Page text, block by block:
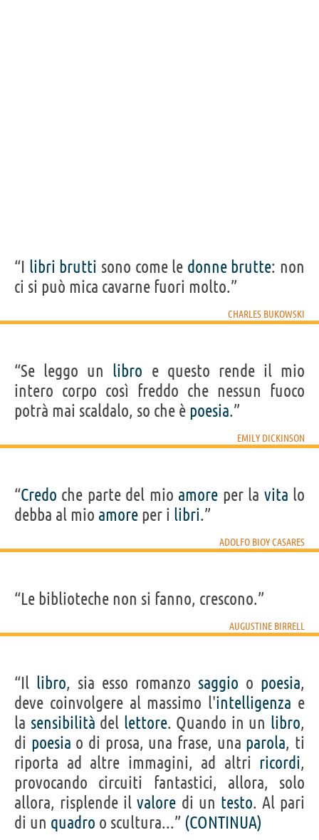
“I libri brutti sono come le donne brutte: non
ci si può mica cavarne fuori molto.”
CHARLES BUKOWSKI
“Se leggo un libro e questo rende il mio
intero corpo così freddo che nessun fuoco
potrà mai scaldalo, so che è poesia.”
EMILY DICKINSON
“Credo che parte del mio amore per la vita lo
debba al mio amore per i libri.”
ADOLFO BIOY CASARES
“Le biblioteche non si fanno, crescono.”
AUGUSTINE BIRRELL
“Il libro, sia esso romanzo saggio o poesia,
deve coinvolgere al massimo l'intelligenza e
la sensibilità del lettore. Quando in un libro,
di poesia o di prosa, una frase, una parola, ti
riporta ad altre immagini, ad altri ricordi,
provocando circuiti fantastici, allora, solo
allora, risplende ilvalore di un testo. Al pari
di un quadro o scultura...” (CONTINUA)